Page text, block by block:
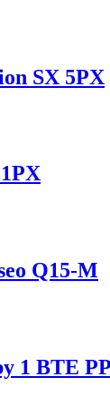
SX 5PX
Q15-M
1 BTE